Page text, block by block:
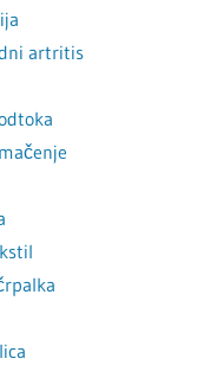
artritis